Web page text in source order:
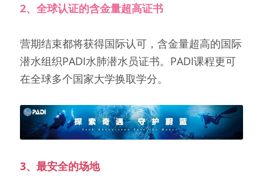
2、全球认证的含金量超高证书
营期结束都将获得国际认可，含金量超高的国际
潜水组织PADI水肺潜水员证书。PADI课程更可
在全球多个国家大学换取学分。
3、最安全的场地